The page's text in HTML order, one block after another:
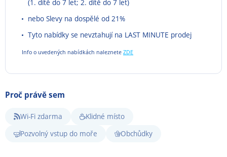
(1. dítě do 7 let; 2. dítě do 7 let)
nebo Slevy na dospělé od 21%
Tyto nabídky se nevztahují na LAST MINUTE prodej
Info o uvedených nabídkách naleznete ZDE
Proč právě sem
Wi-Fi zdarma
Klidné místo
Pozvolný vstup do moře
Obchůdky